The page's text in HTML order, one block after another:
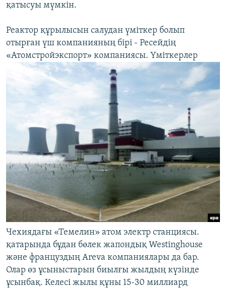
қатысуы мүмкін.
Реактор құрылысын салудан үміткер болып
отырған үш компанияның бірі - Ресейдің
«Атомстройэкспорт» компаниясы. Үміткерлер
Чехиядағы «Темелин» атом электр станциясы.
қатарында бұдан бөлек жапондық Westinghouse
және француздың Areva компаниялары да бар.
Олар өз ұсыныстарын биылғы жылдың күзінде
ұсынбақ. Келесі жылы құны 15-30 миллиард